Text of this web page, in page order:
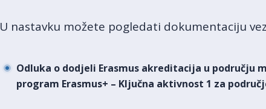
U nastavku možete pogledati dokumentaciju
Odluka o dodjeli Erasmus akreditacija u području
program Erasmus+ – Ključna aktivnost 1 za